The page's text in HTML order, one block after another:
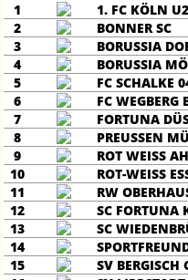
1
1. FC KÖLN
2
BONNER SC
3
BORUSSIA
4
BORUSSIA
5
FC SCHALKE
6
FC WEGBERG
7
FORTUNA
8
PREUSSEN
9
ROT WEISS
10
ROT-WEISS
11
RW
12
SC FORTUNA
13
SC
14
15
SV BERGISCH